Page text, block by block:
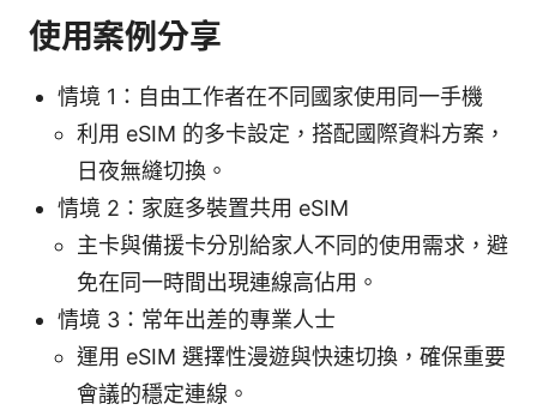
使用案例分享
情境 1：自由工作者在不同國家使用同一手機
利用 eSIM 的多卡設定，搭配國際資料方案，
日夜無縫切換。
情境 2：家庭多裝置共用 eSIM
主卡與備援卡分別給家人不同的使用需求，避
免在同一時間出現連線高佔用。
情境 3：常年出差的專業人士
運用 eSIM 選擇性漫遊與快速切換，確保重要
會議的穩定連線。